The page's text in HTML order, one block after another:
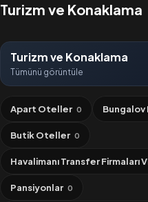
Turizm ve Konaklama
Turizm ve Konaklama
Tümünü görüntüle
Apart Oteller 0 Bungalov
Butik Oteller 0
Havalimanı Transfer Firmaları
Pansiyonlar 0